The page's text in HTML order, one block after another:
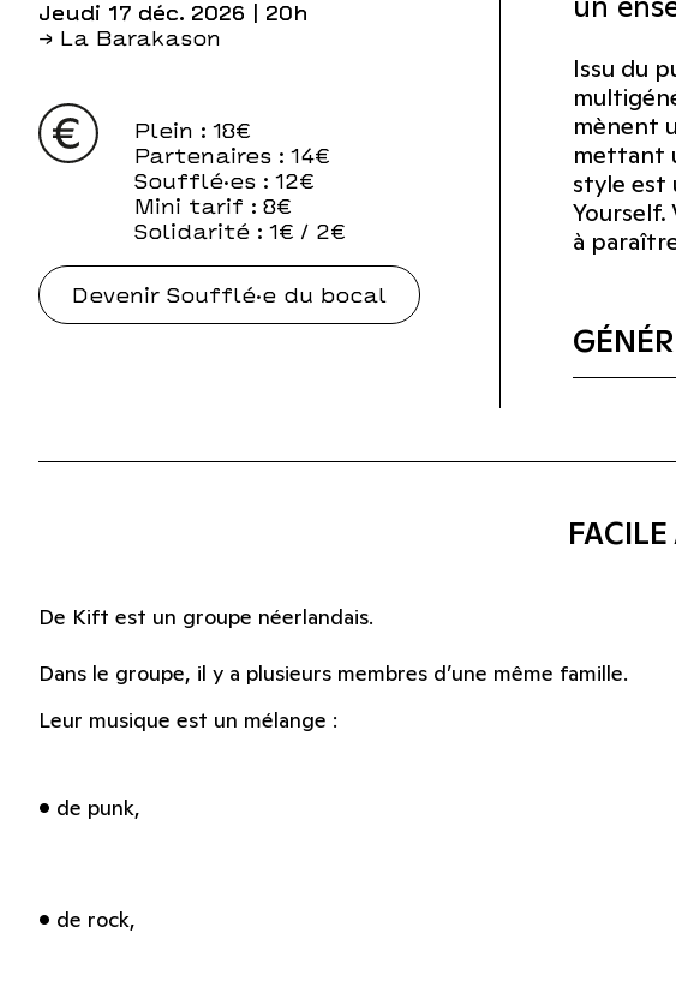
jeudi 17 déc. 2026 | 20h
→ La Barakason
Plein : 18€
Partenaires : 14€
Soufflé·es : 12€
Mini tarif : 8€
Solidarité : 1€ / 2€
Devenir Soufflé·e du bocal
Issu du
mènent
mettant
style est
à
De Kift est un groupe néerlandais.
Dans le groupe, il y a plusieurs membres d’une même famille.
Leur musique est un mélange :
• de punk,
• de rock,